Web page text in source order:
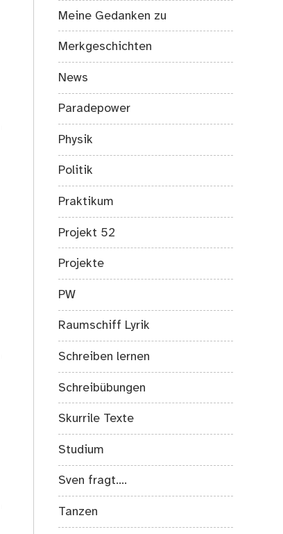
Meine Gedanken zu
Merkgeschichten
News
Paradepower
Physik
Politik
Praktikum
Projekt 52
Projekte
PW
Raumschiff Lyrik
Schreiben lernen
Schreibübungen
Skurrile Texte
Studium
Sven fragt….
Tanzen